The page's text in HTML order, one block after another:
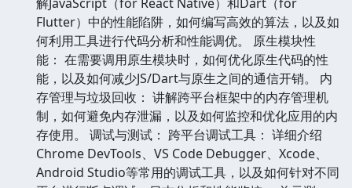
Flutter）中的性能陷阱，如何编写高效的算法，以及如
何利用工具进行代码分析和性能调优。 原生模块性
能： 在需要调用原生模块时，如何优化原生代码的性
能，以及如何减少JS/Dart与原生之间的通信开销。 内
存管理与垃圾回收： 讲解跨平台框架中的内存管理机
制，如何避免内存泄漏，以及如何监控和优化应用的内
存使用。 调试与测试： 跨平台调试工具： 详细介绍
Chrome DevTools、VS Code Debugger、Xcode、
Android Studio等常用的调试工具，以及如何针对不同